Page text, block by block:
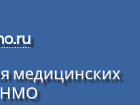
медицинских
НМО